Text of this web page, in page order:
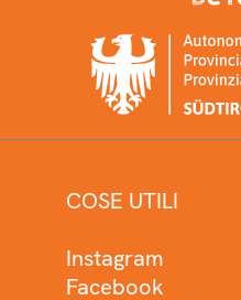
COSE UTILI
Instagram
Facebook